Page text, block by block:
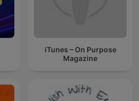
iTunes – On Purpose
Magazine